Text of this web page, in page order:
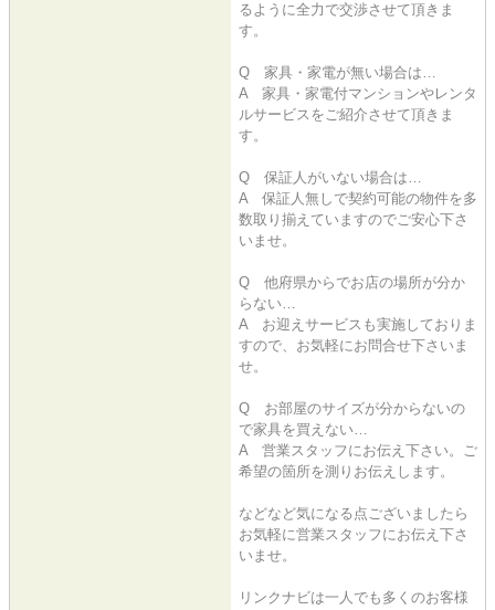
るように全力で交渉させて頂きま
す。
Q 家具・家電が無い場合は…
A 家具・家電付マンションやレンタ
ルサービスをご紹介させて頂きま
す。
Q 保証人がいない場合は…
A 保証人無しで契約可能の物件を多
数取り揃えていますのでご安心下さ
いませ。
Q 他府県からでお店の場所が分か
らない…
A お迎えサービスも実施しておりま
すので、お気軽にお問合せ下さいま
せ。
Q お部屋のサイズが分からないの
で家具を買えない…
A 営業スタッフにお伝え下さい。ご
希望の箇所を測りお伝えします。
などなど気になる点ございましたら
お気軽に営業スタッフにお伝え下さ
いませ。
リンクナビは一人でも多くのお客様